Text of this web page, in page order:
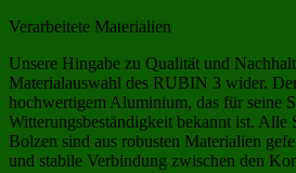
Verarbeitete Materialien
Unsere Hingabe zu Qualität und
Materialauswahl des RUBIN 3 wider.
hochwertigem Aluminium, das für seine
Witterungsbeständigkeit bekannt ist. Alle
Bolzen sind aus robusten Materialien
und stabile Verbindung zwischen den